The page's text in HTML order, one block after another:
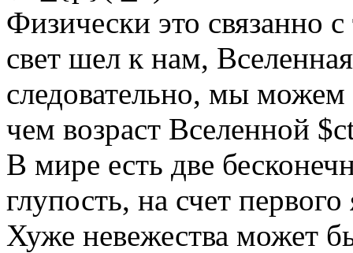
Физически это связанно
свет шел к нам,
следовательно, мы можем
чем возраст Вселенной
В мире есть две
глупость, на счет
Хуже невежества может